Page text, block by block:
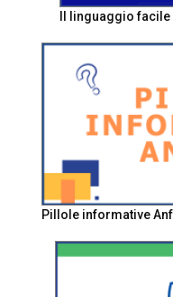
Il linguaggio
Pillole informative